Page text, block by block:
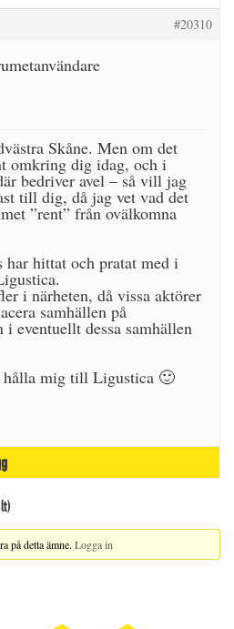
#20310
Skåne. Men om det
omkring dig idag, och i
bedriver avel – så vill jag
till dig, då jag vet vad det
”rent” från ovälkomna
hittat och pratat med i
i närheten, då vissa aktörer
samhällen på
eventuellt dessa samhällen
mig till Ligustica 🙂
på detta ämne. Logga in